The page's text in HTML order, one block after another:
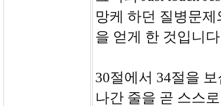
망케 하던 질병문
을 얻게 한 것입니
30절에서 34절을
나간 줄을 곧 스스